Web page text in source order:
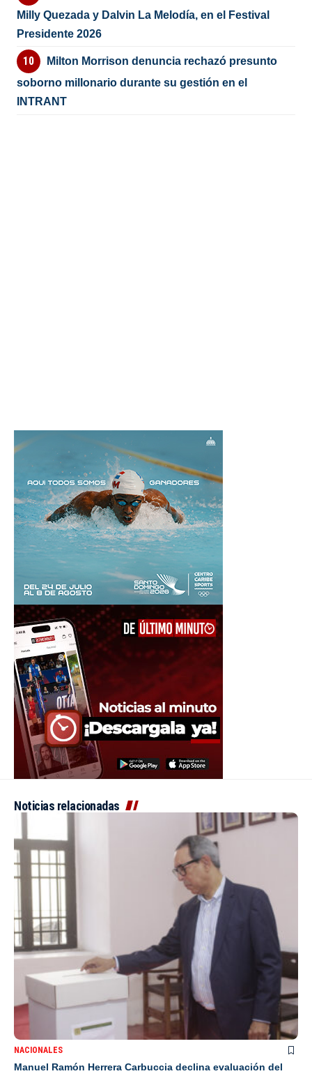
Milly Quezada y Dalvin La Melodía, en el Festival
Presidente 2026
Milton Morrison denuncia rechazó presunto
soborno millonario durante su gestión en el
INTRANT
Noticias relacionadas
NACIONALES
Manuel Ramón Herrera Carbuccia declina evaluación del